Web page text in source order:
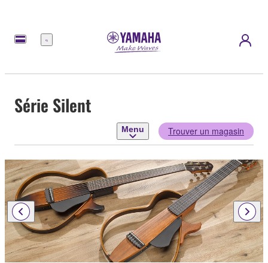
Menu
Série Silent
Menu Trouver un magasin